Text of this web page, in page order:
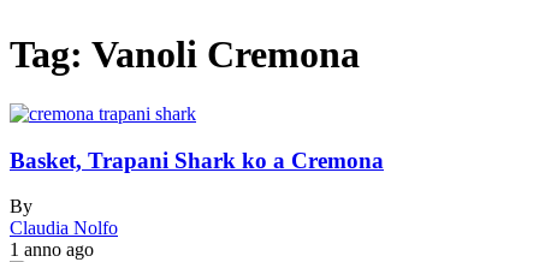
Tag: Vanoli Cremona
Basket, Trapani Shark ko a Cremona
By
Claudia Nolfo
1 anno ago